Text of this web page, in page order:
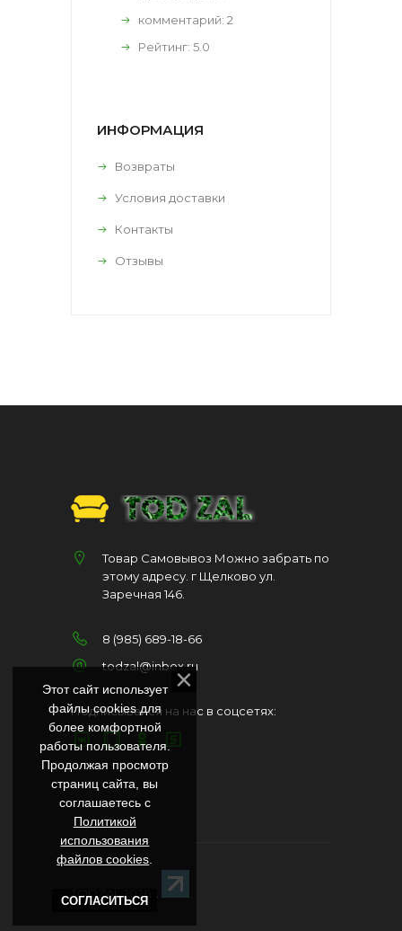
комментарий: 2
Рейтинг: 5.0
ИНФОРМАЦИЯ
Возвраты
Условия доставки
Контакты
Отзывы
Товар Самовывоз Можно забрать по
этому адресу. г Щелково ул.
Заречная 146.
8 (985) 689-18-66
todzal@inbox.ru
Подписывайся на нас в соцсетях:
TODZAL 2026
Этот сайт использует
файлы cookies для
более комфортной
работы пользователя.
Продолжая просмотр
страниц сайта, вы
соглашаетесь с
Политикой
использования
файлов cookies
СОГЛАСИТЬСЯ